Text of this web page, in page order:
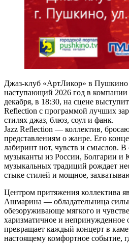
Джаз-клуб «АртЛикор» в Пушкино
наступающий 2026 год в
декабря, в 18:30, на сцене
Reflection с программой лучших
стилях джаз, блюз, соул и фанк.
Jazz Reflection — коллектив,
представлениям о жанре. Его
лабиринт нот, чувств и смыслов. В
музыканты из России, Болгарии и
музыкальных традиций рождает
стыке стилей и мощное,
Центром притяжения коллектива
Ашмарина — обладательница
обезоруживающе мягкого и
харизматичное и непринужденное
превращает каждый концерт в
настоящему комфортное событие,